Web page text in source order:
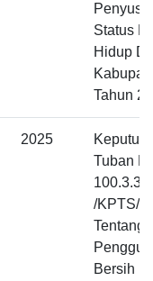
Status
Hidup
Tahun
2025
Tuban
/KPTS/
Tentang
Bersih